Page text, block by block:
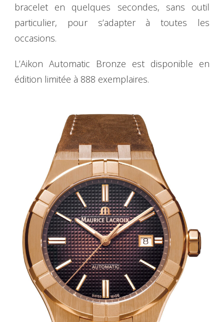
bracelet en quelques secondes, sans outil
particulier, pour s’adapter à toutes les
occasions.
L’Aikon Automatic Bronze est disponible en
édition limitée à 888 exemplaires.